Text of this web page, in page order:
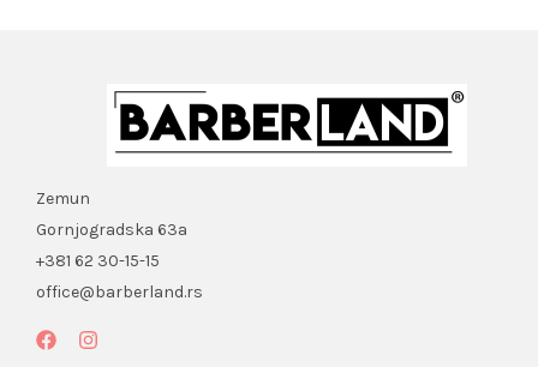
Zemun
Gornjogradska 63a
+381 62 30-15-15
office@barberland.rs